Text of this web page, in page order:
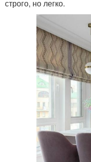
строго, но легко.